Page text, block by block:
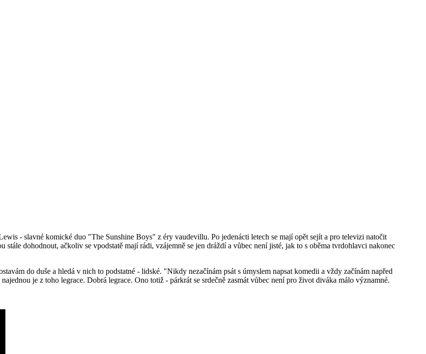
- slavné komické duo "The Sunshine Boys" z éry vaudevillu. Po jedenácti letech se mají opět sejít a pro televizi natočit
dohodnout, ačkoliv se vpodstatě mají rádi, vzájemně se jen dráždí a vůbec není jisté, jak to s oběma tvrdohlavci nakonec
do duše a hledá v nich to podstatné - lidské. "Nikdy nezačínám psát s úmyslem napsat komedii a vždy začínám napřed
je z toho legrace. Dobrá legrace. Ono totiž - párkrát se srdečně zasmát vůbec není pro život diváka málo významné.